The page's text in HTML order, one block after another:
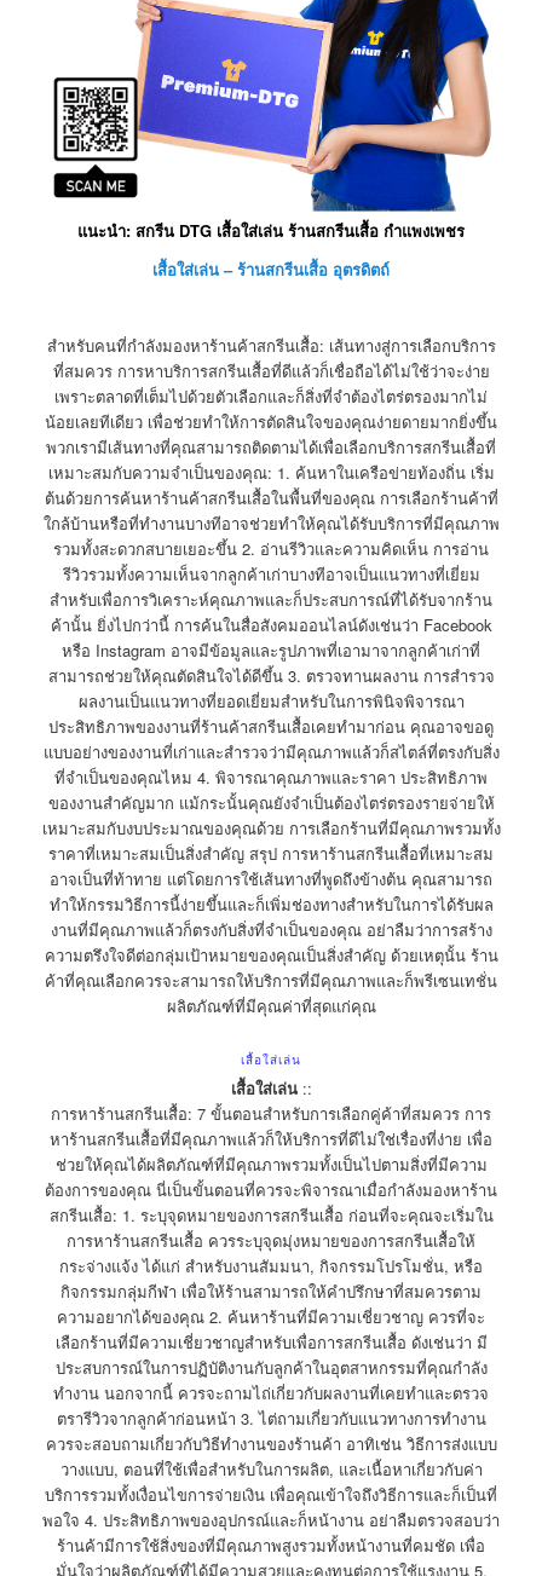
แนะนำ: สกรีน DTG เสื้อใส่เล่น ร้านสกรีนเสื้อ กำแพงเพชร
เสื้อใส่เล่น – ร้านสกรีนเสื้อ อุตรดิตถ์
สำหรับคนที่กำลังมองหาร้านค้าสกรีนเสื้อ: เส้นทางสู่การเลือกบริการ
ที่สมควร การหาบริการสกรีนเสื้อที่ดีแล้วก็เชื่อถือได้ไม่ใช้ว่าจะง่าย
เพราะตลาดที่เต็มไปด้วยตัวเลือกและก็สิ่งที่จำต้องไตร่ตรองมากไม่
น้อยเลยทีเดียว เพื่อช่วยทำให้การตัดสินใจของคุณง่ายดายมากยิ่งขึ้น
พวกเรามีเส้นทางที่คุณสามารถติดตามได้เพื่อเลือกบริการสกรีนเสื้อที่
เหมาะสมกับความจำเป็นของคุณ: 1. ค้นหาในเครือข่ายท้องถิ่น เริ่ม
ต้นด้วยการค้นหาร้านค้าสกรีนเสื้อในพื้นที่ของคุณ การเลือกร้านค้าที่
ใกล้บ้านหรือที่ทำงานบางทีอาจช่วยทำให้คุณได้รับบริการที่มีคุณภาพ
รวมทั้งสะดวกสบายเยอะขึ้น 2. อ่านรีวิวและความคิดเห็น การอ่าน
รีวิวรวมทั้งความเห็นจากลูกค้าเก่าบางทีอาจเป็นแนวทางที่เยี่ยม
สำหรับเพื่อการวิเคราะห์คุณภาพและก็ประสบการณ์ที่ได้รับจากร้าน
ค้านั้น ยิ่งไปกว่านี้ การค้นในสื่อสังคมออนไลน์ดังเช่นว่า Facebook
หรือ Instagram อาจมีข้อมูลและรูปภาพที่เอามาจากลูกค้าเก่าที่
สามารถช่วยให้คุณตัดสินใจได้ดีขึ้น 3. ตรวจทานผลงาน การสำรวจ
ผลงานเป็นแนวทางที่ยอดเยี่ยมสำหรับในการพินิจพิจารณา
ประสิทธิภาพของงานที่ร้านค้าสกรีนเสื้อเคยทำมาก่อน คุณอาจขอดู
แบบอย่างของงานที่เก่าและสำรวจว่ามีคุณภาพแล้วก็สไตล์ที่ตรงกับสิ่ง
ที่จำเป็นของคุณไหม 4. พิจารณาคุณภาพและราคา ประสิทธิภาพ
ของงานสำคัญมาก แม้กระนั้นคุณยังจำเป็นต้องไตร่ตรองรายจ่ายให้
เหมาะสมกับงบประมาณของคุณด้วย การเลือกร้านที่มีคุณภาพรวมทั้ง
ราคาที่เหมาะสมเป็นสิ่งสำคัญ สรุป การหาร้านสกรีนเสื้อที่เหมาะสม
อาจเป็นที่ท้าทาย แต่โดยการใช้เส้นทางที่พูดถึงข้างต้น คุณสามารถ
ทำให้กรรมวิธีการนี้ง่ายขึ้นและก็เพิ่มช่องทางสำหรับในการได้รับผล
งานที่มีคุณภาพแล้วก็ตรงกับสิ่งที่จำเป็นของคุณ อย่าลืมว่าการสร้าง
ความตรึงใจดีต่อกลุ่มเป้าหมายของคุณเป็นสิ่งสำคัญ ด้วยเหตุนั้น ร้าน
ค้าที่คุณเลือกควรจะสามารถให้บริการที่มีคุณภาพและก็พรีเซนเทชั่น
ผลิตภัณฑ์ที่มีคุณค่าที่สุดแก่คุณ
เสื้อใส่เล่น
เสื้อใส่เล่น::
การหาร้านสกรีนเสื้อ: 7 ขั้นตอนสำหรับการเลือกคู่ค้าที่สมควร การ
หาร้านสกรีนเสื้อที่มีคุณภาพแล้วก็ให้บริการที่ดีไม่ใช่เรื่องที่ง่าย เพื่อ
ช่วยให้คุณได้ผลิตภัณฑ์ที่มีคุณภาพรวมทั้งเป็นไปตามสิ่งที่มีความ
ต้องการของคุณ นี่เป็นขั้นตอนที่ควรจะพิจารณาเมื่อกำลังมองหาร้าน
สกรีนเสื้อ: 1. ระบุจุดหมายของการสกรีนเสื้อ ก่อนที่จะคุณจะเริ่มใน
การหาร้านสกรีนเสื้อ ควรระบุจุดมุ่งหมายของการสกรีนเสื้อให้
กระจ่างแจ้ง ได้แก่ สำหรับงานสัมมนา, กิจกรรมโปรโมชั่น, หรือ
กิจกรรมกลุ่มกีฬา เพื่อให้ร้านสามารถให้คำปรึกษาที่สมควรตาม
ความอยากได้ของคุณ 2. ค้นหาร้านที่มีความเชี่ยวชาญ ควรที่จะ
เลือกร้านที่มีความเชี่ยวชาญสำหรับเพื่อการสกรีนเสื้อ ดังเช่นว่า มี
ประสบการณ์ในการปฏิบัติงานกับลูกค้าในอุตสาหกรรมที่คุณกำลัง
ทำงาน นอกจากนี้ ควรจะถามไถ่เกี่ยวกับผลงานที่เคยทำและตรวจ
ตรารีวิวจากลูกค้าก่อนหน้า 3. ไต่ถามเกี่ยวกับแนวทางการทำงาน
ควรจะสอบถามเกี่ยวกับวิธีทำงานของร้านค้า อาทิเช่น วิธีการส่งแบบ
วางแบบ, ตอนที่ใช้เพื่อสำหรับในการผลิต, และเนื้อหาเกี่ยวกับค่า
บริการรวมทั้งเงื่อนไขการจ่ายเงิน เพื่อคุณเข้าใจถึงวิธีการและก็เป็นที่
พอใจ 4. ประสิทธิภาพของอุปกรณ์และก็หน้างาน อย่าลืมตรวจสอบว่า
ร้านค้ามีการใช้สิ่งของที่มีคุณภาพสูงรวมทั้งหน้างานที่คมชัด เพื่อ
มั่นใจว่าผลิตภัณฑ์ที่ได้มีความสวยและคงทนต่อการใช้แรงงาน 5.